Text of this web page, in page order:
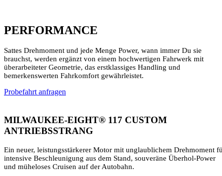
PERFORMANCE
Sattes Drehmoment und jede Menge Power, wann immer Du sie
brauchst, werden ergänzt von einem hochwertigen Fahrwerk mit
überarbeiteter Geometrie, das erstklassiges Handling und
bemerkenswerten Fahrkomfort gewährleistet.
Probefahrt anfragen
MILWAUKEE-EIGHT® 117 CUSTOM
ANTRIEBSSTRANG
Ein neuer, leistungsstärkerer Motor mit unglaublichem Drehmoment
intensive Beschleunigung aus dem Stand, souveräne Überhol-Power
und müheloses Cruisen auf der Autobahn.